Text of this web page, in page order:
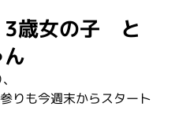
歳女の子 と
りも今週末からスタート